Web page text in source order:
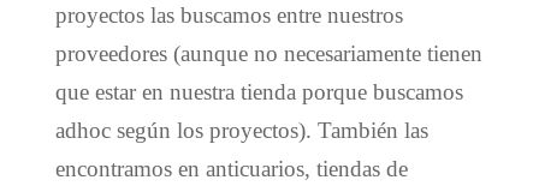
proyectos las buscamos entre nuestros
proveedores (aunque no necesariamente tienen
que estar en nuestra tienda porque buscamos
adhoc según los proyectos). También las
encontramos en anticuarios, tiendas de